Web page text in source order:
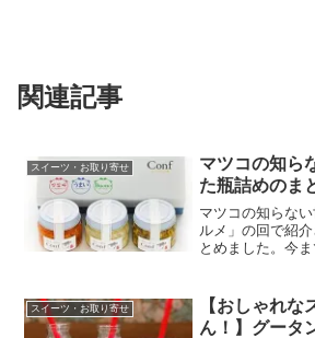
関連記事
スイーツ・お取り寄せ
マツコの知ら
た瓶詰めのま
マツコの知らな
ルメ」の回で紹
とめました。今
紹介され、マツ
スイーツ・お取り寄せ
【おしゃれな
ん！】グータ